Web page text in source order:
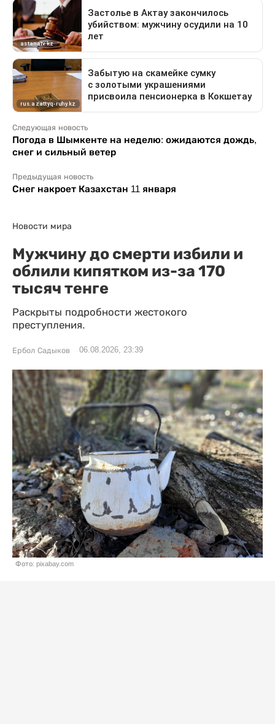
Следующая новость
Погода в Шымкенте на неделю: ожидаются дождь,
снег и сильный ветер
Предыдущая новость
Снег накроет Казахстан 11 января
Новости мира
Мужчину до смерти избили и
облили кипятком из-за 170
тысяч тенге
Раскрыты подробности жестокого
преступления.
Ербол Садыков 06.08.2026, 23:39
Фото: pixabay.com